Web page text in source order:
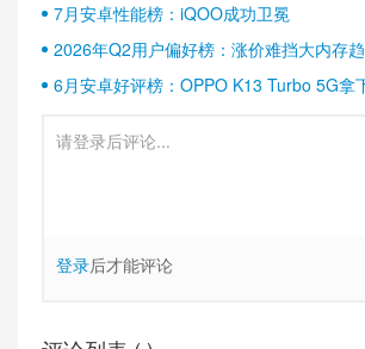
7月安卓性能榜：iQOO成功卫冕
2026年Q2用户偏好榜：涨价难挡大内存
6月安卓好评榜：OPPO K13 Turbo 5G拿
登录后才能评论